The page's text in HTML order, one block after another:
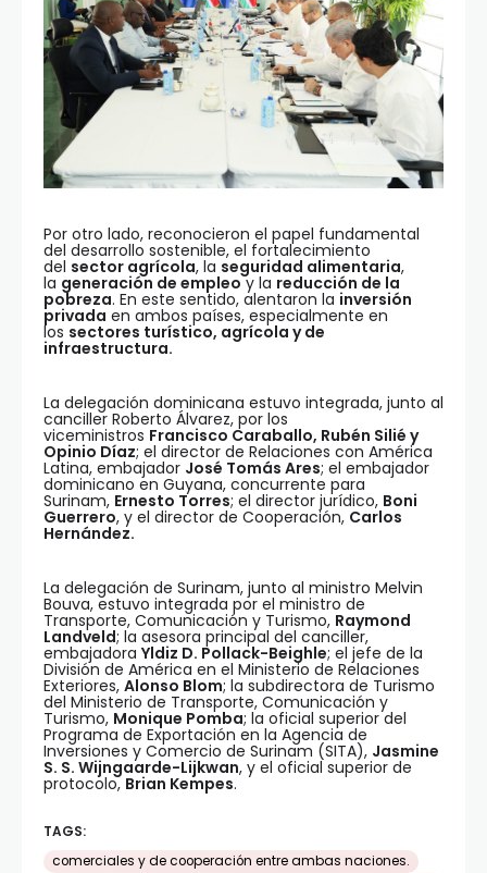
Por otro lado, reconocieron el papel fundamental
del desarrollo sostenible, el fortalecimiento
del sector agrícola, la seguridad alimentaria,
la generación de empleoy la reducción de la
pobreza. En este sentido, alentaron la inversión
privada en ambos países, especialmente en
los sectores turístico, agrícola y de
infraestructura.
La delegación dominicana estuvo integrada, junto al
canciller Roberto Álvarez, por los
viceministros Francisco Caraballo, Rubén Silié y
Opinio Díaz; el director de Relaciones con América
Latina, embajador José Tomás Ares; el embajador
dominicano en Guyana, concurrente para
Surinam, Ernesto Torres; el director jurídico, Boni
Guerrero, y el director de Cooperación, Carlos
Hernández.
La delegación de Surinam, junto al ministro Melvin
Bouva, estuvo integrada por el ministro de
Transporte, Comunicación y Turismo, Raymond
Landveld; la asesora principal del canciller,
embajadora Yldiz D. Pollack-Beighle; el jefe de la
División de América en el Ministerio de Relaciones
Exteriores, Alonso Blom; la subdirectora de Turismo
del Ministerio de Transporte, Comunicación y
Turismo, Monique Pomba; la oficial superior del
Programa de Exportación en la Agencia de
Inversiones y Comercio de Surinam (SITA), Jasmine
S. S. Wijngaarde-Lijkwan, y el oficial superior de
protocolo, Brian Kempes.
TAGS:
comerciales y de cooperación entre ambas naciones.